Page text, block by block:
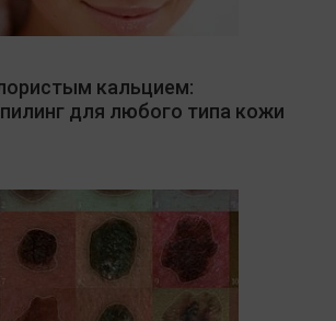
кальцием:
для любого типа кожи